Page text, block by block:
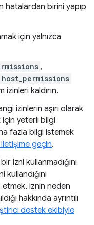
hatalardan birini yapıp
için yalnızca
,
host_permissions
izinleri kaldırın.
izinlerin aşırı olarak
yeterli bilgi
fazla bilgi istemek
geçin.
izni kullanmadığını
iznin neden
hakkında ayrıntılı
destek ekibiyle